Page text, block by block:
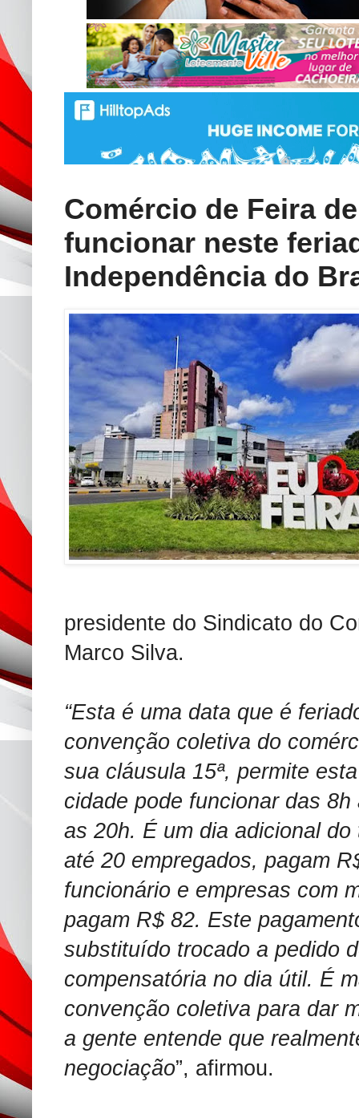
Comércio de Feira
funcionar neste
Independência do
presidente do Sindicato do
Marco Silva.
“Esta é uma data que é
convenção coletiva do
sua cláusula 15ª, permite
cidade pode funcionar das
as 20h. É um dia adicional
até 20 empregados, pagam
funcionário e empresas com
pagam R$ 82. Este
substituído trocado a pedido
compensatória no dia útil. É
convenção coletiva para dar
a gente entende que
negociação”, afirmou.